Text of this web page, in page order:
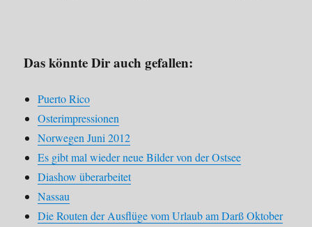
Das könnte Dir auch gefallen:
Puerto Rico
Osterimpressionen
Norwegen Juni 2012
Es gibt mal wieder neue Bilder von der Ostsee
Diashow überarbeitet
Nassau
Die Routen der Ausflüge vom Urlaub am Darß Oktober